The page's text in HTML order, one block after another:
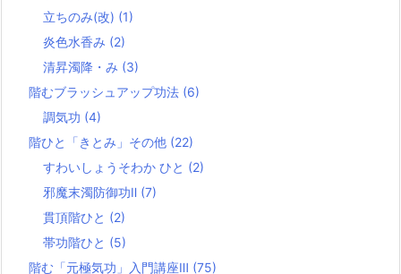
立ちのみ(改) (1)
炎色水香み (2)
清昇濁降・み (3)
階むブラッシュアップ功法 (6)
調気功 (4)
階ひと「きとみ」その他 (22)
すわいしょうそわか ひと (2)
邪魔末濁防御功Ⅱ (7)
貫頂階ひと (2)
帯功階ひと (5)
階む「元極気功」入門講座Ⅲ (75)